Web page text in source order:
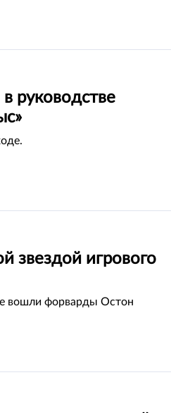
руководстве
звездой игрового
вошли форварды Остон